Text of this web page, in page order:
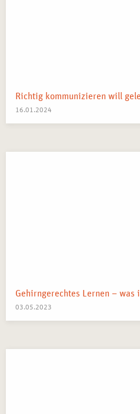
Richtig kommunizieren will
16.01.2024
03.05.2023